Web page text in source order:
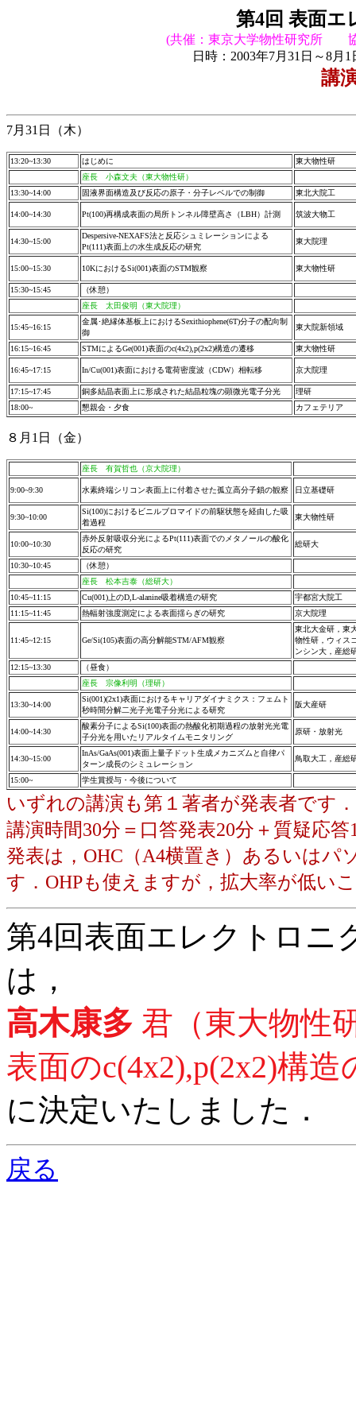
第4回 表面エ
(共催：東京大学物性研究所 協
日時：2003年7月31日～8
講
7月31日（木）
13:20~13:30 はじめに
東大物性研
座長 小森文夫（東大物性研）
13:30~14:00
固液界面構造及び反応の原子・分子レベルでの制御 東北大院工
14:00~14:30 Pt(100)再構成表面の局所トンネル障壁高さ（LBH）計測 筑波大物工
14:30~15:00
Despersive-NEXAFS法と反応シュミレーションによる
Pt(111)表面上の水生成反応の研究
東大院理
15:00~15:30 10KにおけるSi(001)表面のSTM観察 東大物性研
15:30~15:45
（休憩）
座長 太田俊明（東大院理）
15:45~16:15
金属･絶縁体基板上におけるSexithiophene(6T)分子の配向制
御
東大院新領域
16:15~16:45 STMによるGe(001)表面のc(4x2),p(2x2)構造の遷移 東大物性研
16:45~17:15 In/Cu(001)表面における電荷密度波（CDW）相転移 京大院理
17:15~17:45 銅多結晶表面上に形成された結晶粒塊の顕微光電子分光
理研
18:00~
懇親会・夕食 カフェテリア
８月1日（金）
座長 有賀哲也（京大院理）
9:00~9:30 水素終端シリコン表面上に付着させた孤立高分子鎖の観察 日立基礎研
9:30~10:00
Si(100)におけるビニルブロマイドの前駆状態を経由した吸
着過程
東大物性研
10:00~10:30
赤外反射吸収分光によるPt(111)表面でのメタノールの酸化
反応の研究
総研大
10:30~10:45
（休憩）
座長 松本吉泰（総研大）
10:45~11:15
Cu(001)上のD,L-alanine吸着構造の研究
宇都宮大院工
11:15~11:45
熱輻射強度測定による表面揺らぎの研究 京大院理
11:45~12:15 Ge/Si(105)表面の高分解能STM/AFM観察
東北大金研，東
物性研，ウィス
ンシン大，産総
12:15~13:30
（昼食）
座長 宗像利明（理研）
13:30~14:00
Si(001)(2x1)表面におけるキャリアダイナミクス：フェムト
秒時間分解二光子光電子分光による研究
阪大産研
14:00~14:30
酸素分子によるSi(100)表面の熱酸化初期過程の放射光光電
子分光を用いたリアルタイムモニタリング
原研・放射光
14:30~15:00
InAs/GaAs(001)表面上量子ドット生成メカニズムと自律パ
ターン成長のシミュレーション
鳥取大工，産総
15:00~ 学生賞授与・今後について
いずれの講演も第１著者が発表者です．
講演時間30分＝口答発表20分＋質疑応答
発表は，OHC（A4横置き）あるいは
す．OHPも使えますが，拡大率が低い
第4回表面エレクトロニ
は，
高木康多 君（東大物性
表面のc(4x2),p(2x2)構造
に決定いたしました．
戻る